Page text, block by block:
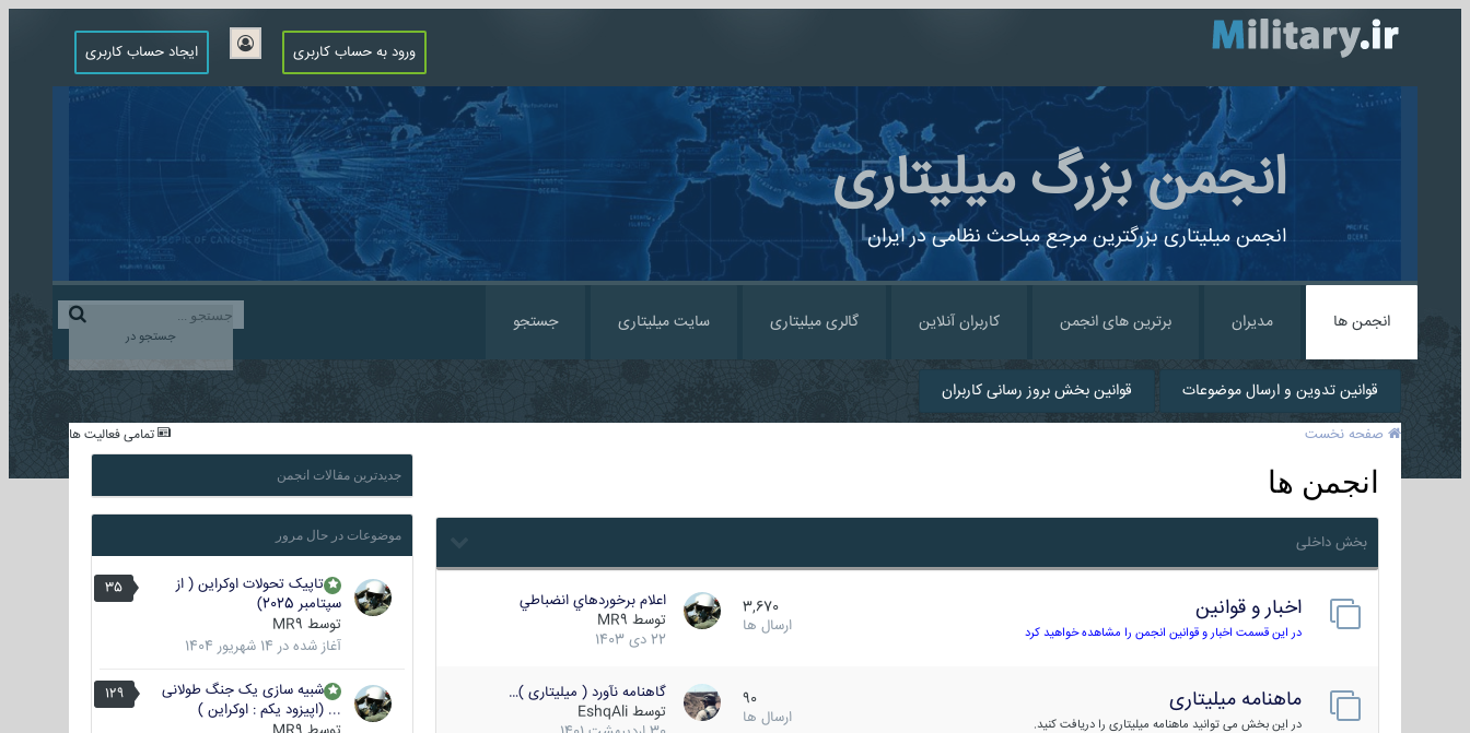
ورود به حساب کاربری ایجاد حساب کاربری
انجمن بزرگ میلیتاری
انجمن میلیتاری بزرگترین مرجع مباحث نظامی در ایران
جستجو در
انجمن ها مدیران برترین های انجمن کاربران آنلاین گالری میلیتاری سایت میلیتاری جستجو
قوانین تدوین و ارسال موضوعات قوانین بخش بروز رسانی کاربران
تمامی فعالیت ها صفحه نخست
انجمن ها
بخش داخلی
اخبار و قوانین
در این قسمت اخبار و قوانین انجمن را مشاهده خواهید کرد
3,670
ارسال ها
اعلام برخوردهاي انضباطي
توسط MR9
22 دی 1403
ماهنامه میلیتاری
در این بخش می توانید ماهنامه میلیتاری را دریافت کنید.
90
ارسال ها
گاهنامه نآورد ( میلیتاری )…
توسط EshqAli
جدیدترین مقالات انجمن
موضوعات در حال مرور
35
تاپیک تحولات اوکراین ( از
سپتامبر 2025)
توسط MR9
آغاز شده در 14 شهریور 1404
129
شبیه سازی یک جنگ طولانی
... (اپیزود یکم : اوکراین )